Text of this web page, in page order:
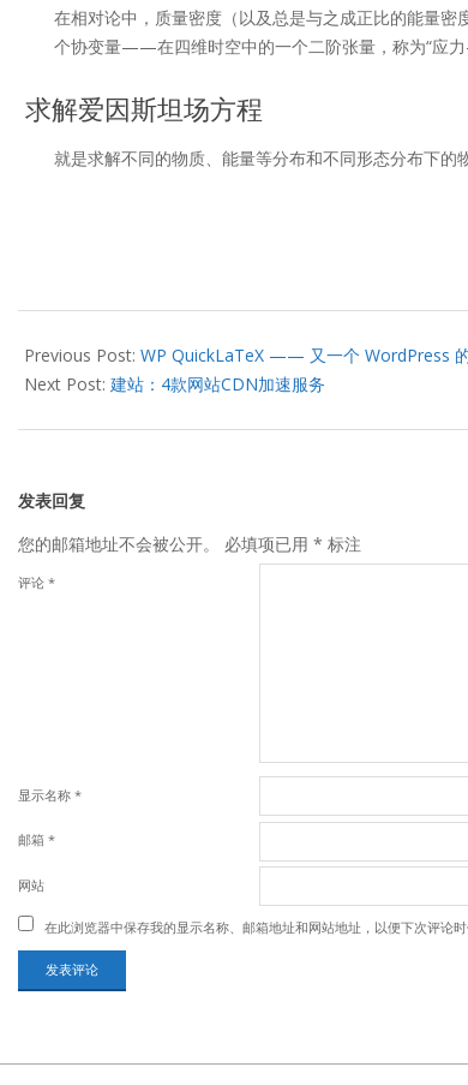
在相对论中，质量密度（以及总是与之成正比的能量
个协变量——在四维时空中的一个二阶张量，称为“应力-
求解爱因斯坦场方程
就是求解不同的物质、能量等分布和不同形态分布下的
04-
01
Previous Post: WP QuickLaTeX —— 又一个 WordPress
Next Post: 建站：4款网站CDN加速服务
发表回复
您的邮箱地址不会被公开。
必填项已用 * 标注
评论 *
显示名称 *
邮箱 *
网站
在此浏览器中保存我的显示名称、邮箱地址和网站地址，以便下次评论时